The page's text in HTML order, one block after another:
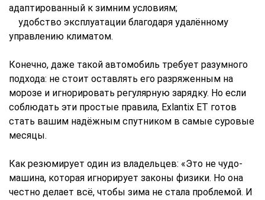
адаптированный к зимним условиям;
удобство эксплуатации благодаря удалённому
управлению климатом.
Конечно, даже такой автомобиль требует разумного
подхода: не стоит оставлять его разряженным на
морозе и игнорировать регулярную зарядку. Но если
соблюдать эти простые правила, Exlantix ET готов
стать вашим надёжным спутником в самые суровые
месяцы.
Как резюмирует один из владельцев: «Это не чудо-
машина, которая игнорирует законы физики. Но она
честно делает всё, чтобы зима не стала проблемой. И